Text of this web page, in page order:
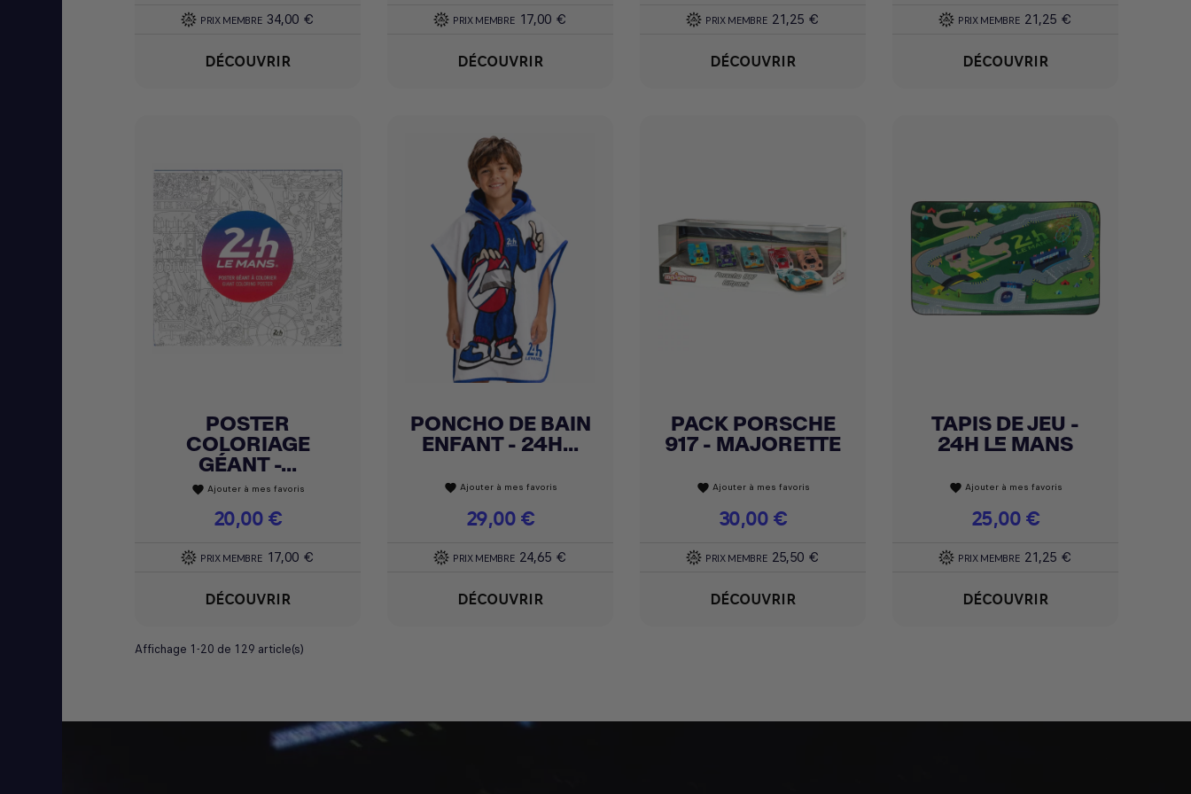
PRIX MEMBRE 34,00 €
DÉCOUVRIR
PRIX MEMBRE 17,00 €
DÉCOUVRIR
PRIX MEMBRE 21,25 €
DÉCOUVRIR
PRIX MEMBRE 21,25 €
DÉCOUVRIR
Achat express
POSTER
COLORIAGE
GÉANT -...
favorite Ajouter à mes favoris
Prix
20,00 €
PRIX MEMBRE 17,00 €
DÉCOUVRIR
Achat express
PONCHO DE BAIN
ENFANT - 24H...
favorite Ajouter à mes favoris
Prix
29,00 €
PRIX MEMBRE 24,65 €
DÉCOUVRIR
Achat express
PACK PORSCHE
917 - MAJORETTE
favorite Ajouter à mes favoris
Prix
30,00 €
PRIX MEMBRE 25,50 €
DÉCOUVRIR
Achat express
TAPIS DE JEU -
24H LE MANS
favorite Ajouter à mes favoris
Prix
25,00 €
PRIX MEMBRE 21,25 €
DÉCOUVRIR
Affichage 1-20 de 129 article(s)